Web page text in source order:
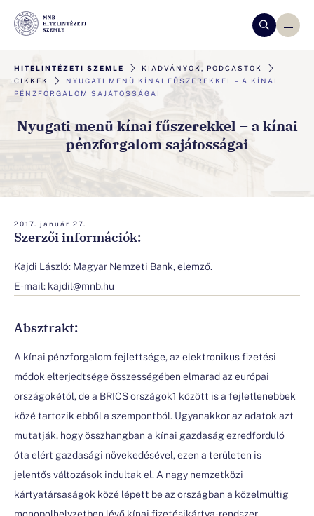
HITELINTÉZETI SZEMLE
KIADVÁNYOK, PODCASTOK
CIKKEK
NYUGATI MENÜ KÍNAI FŰSZEREKKEL – A KÍNAI
PÉNZFORGALOM SAJÁTOSSÁGAI
Nyugati menü kínai fűszerekkel – a kínai
pénzforgalom sajátosságai
2017. január 27.
Szerzői információk:
Kajdi László: Magyar Nemzeti Bank, elemző.
E-mail: kajdil@mnb.hu
Absztrakt:
A kínai pénzforgalom fejlettsége, az elektronikus fizetési
módok elterjedtsége összességében elmarad az európai
országokétól, de a BRICS országok1 között is a fejletlenebbek
közé tartozik ebből a szempontból. Ugyanakkor az adatok azt
mutatják, hogy összhangban a kínai gazdaság ezredforduló
óta elért gazdasági növekedésével, ezen a területen is
jelentős változások indultak el. A nagy nemzetközi
kártyatársaságok közé lépett be az országban a közelmúltig
monopolhelyzetben lévő kínai fizetésikártya-rendszer,